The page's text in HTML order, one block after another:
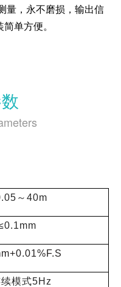
量，永不磨损，输出信
单方便。
～40m
模式5Hz